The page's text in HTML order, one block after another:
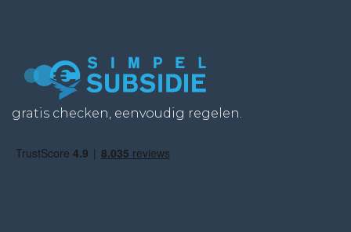
gratis checken, eenvoudig regelen.